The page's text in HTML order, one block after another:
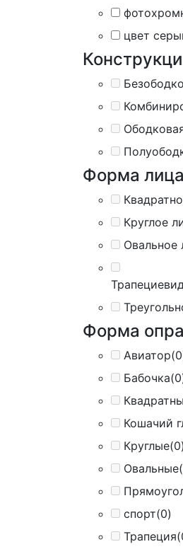
цвет
Форма лица
Круглое
Овальное
Форма
Авиатор
Бабочка
Кошачий
Круглые(0)
Овальные
спорт(0)
Трапеция